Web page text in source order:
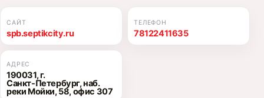
САЙТ
spb.septikcity.ru
ТЕЛЕФОН
78122411635
АДРЕС
190031, г.
Санкт‑Петербург, наб.
реки Мойки, 58, офис 307